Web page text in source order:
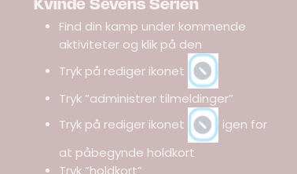
Kvinde Sevens Serien
Find din kamp under kommende
aktiviteter og klik på den
Tryk på rediger ikonet
Tryk ”administrer tilmeldinger”
Tryk på rediger ikonet
igen for
at påbegynde holdkort